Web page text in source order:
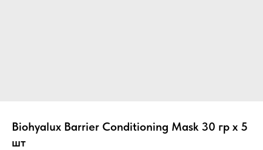
Biohyalux Barrier Conditioning Mask 30 гр х 5
шт